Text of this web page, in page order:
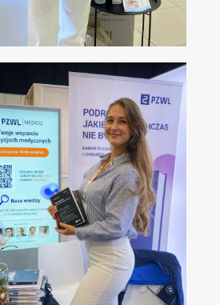
OBSŁUGA
APTEKACH DLA MARKI
BAYER